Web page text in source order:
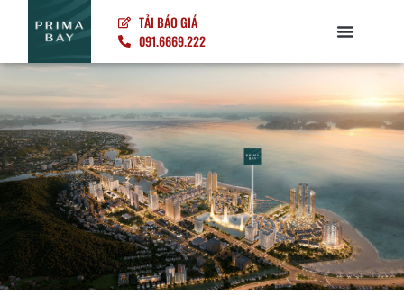
TẢI BÁO GIÁ
091.6669.222